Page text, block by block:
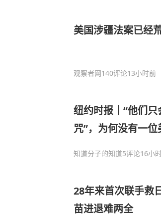
美国涉疆法案已经
观察者网140评论13小时前
纽约时报｜“他们
咒”，为何没有一位
知道分子的知道5评论16小
28年来首次联手救
苗进退难两全